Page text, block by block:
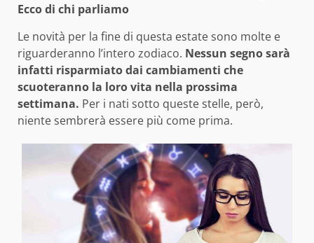
Ecco di chi parliamo
Le novità per la fine di questa estate sono molte e
riguarderanno l’intero zodiaco. Nessun segno sarà
infatti risparmiato dai cambiamenti che
scuoteranno la loro vita nella prossima
settimana. Per i nati sotto queste stelle, però,
niente sembrerà essere più come prima.